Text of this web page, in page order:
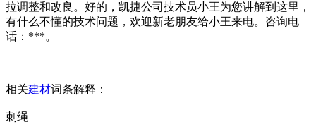
拉调整和改良。好的，凯捷公司技术员小王为您讲解到这里，
有什么不懂的技术问题，欢迎新老朋友给小王来电。咨询电
话：***。
相关建材词条解释：
刺绳